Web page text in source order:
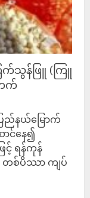
က်သွန်ဖြူ (ကြူ
တက်
ည်နယ်မြောက်
ာင်နေ၍
င့် ရန်ကုန်
စ်ပိဿာ ကျပ်